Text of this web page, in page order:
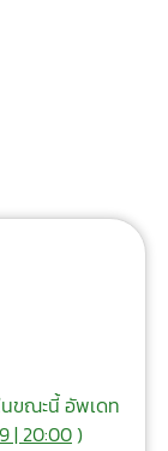
นขณะนี้ อัพเดท
| 20:00)